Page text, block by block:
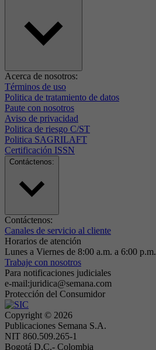
Acerca de nosotros:
Términos de uso
Politica de tratamiento de datos
Paute con nosotros
Aviso de privacidad
Politica de riesgo C/ST
Politica SAGRILAFT
Certificación ISSN
Contáctenos:
Contáctenos:
Canales de servicio al cliente
Horarios de atención
Lunes a Viernes de 8:00 a.m. a 6:00 p.m.
Trabaje con nosotros
Para notificaciones judiciales
e-mail:juridica@semana.com
Protección del Consumidor
Copyright © 2026
Publicaciones Semana S.A.
NIT 860.509.265-1
Bogotá D.C.- Colombia